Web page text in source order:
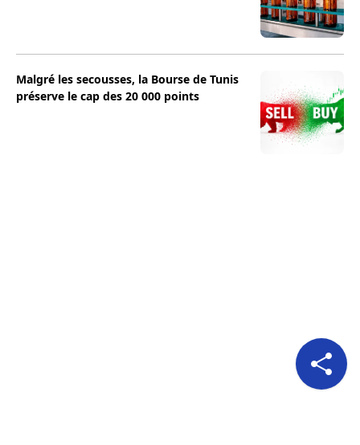
Malgré les secousses, la Bourse de Tunis
préserve le cap des 20 000 points